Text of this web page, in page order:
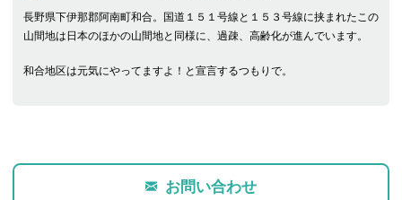
長野県下伊那郡阿南町和合。国道１５１号線と１５３号線に挟まれたこの
山間地は日本のほかの山間地と同様に、過疎、高齢化が進んでいます。
和合地区は元気にやってますよ！と宣言するつもりで。
お問い合わせ